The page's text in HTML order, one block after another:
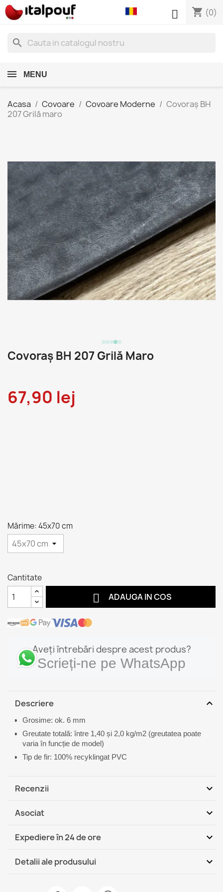
shopping_cart (0)

search
MENU
Acasa Covoare Covoare Moderne
Covoraș BH
207 Grilă maro
Covoraș BH 207 Grilă Maro
67,90 lej
Mărime: 45x70 cm
Cantitate
 ADAUGA IN COS
Aveți întrebări despre acest produs?
Scrieți-ne pe WhatsApp
Descriere expand_more
Grosime: ok. 6 mm
Greutate totală: între 1,40 și 2,0 kg/m2 (greutatea poate
varia în funcție de model)
Tip de fir: 100% recyklingat PVC
Recenzii expand_more
Asociat expand_more
Covoraș BH 205 Cercuri argintiu
Expediere în 24 de ore expand_more
(COD)
Detalii ale produsului expand_more